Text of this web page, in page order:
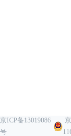
京ICP备13019086
号